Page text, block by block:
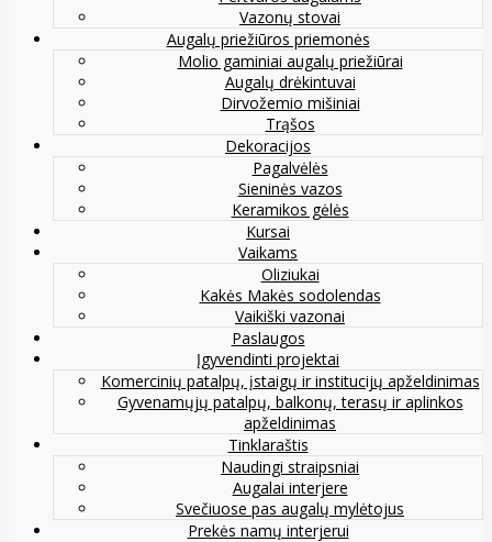
Vazonų stovai
Augalų priežiūros priemonės
Molio gaminiai augalų priežiūrai
Augalų drėkintuvai
Dirvožemio mišiniai
Trąšos
Dekoracijos
Pagalvėlės
Sieninės vazos
Keramikos gėlės
Kursai
Vaikams
Oliziukai
Kakės Makės sodolendas
Vaikiški vazonai
Paslaugos
Įgyvendinti projektai
Komercinių patalpų, įstaigų ir institucijų apželdinimas
Gyvenamųjų patalpų, balkonų, terasų ir aplinkos
apželdinimas
Tinklaraštis
Naudingi straipsniai
Augalai interjere
Svečiuose pas augalų mylėtojus
Prekės namų interjerui